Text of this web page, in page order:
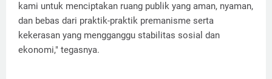
kami untuk menciptakan ruang publik yang aman, nyaman,
dan bebas dari praktik-praktik premanisme serta
kekerasan yang mengganggu stabilitas sosial dan
ekonomi," tegasnya.